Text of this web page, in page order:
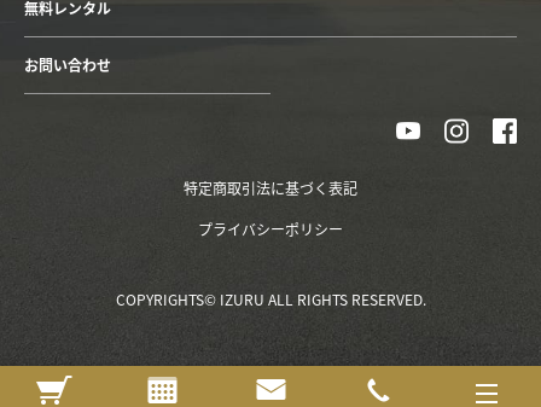
無料レンタル
お問い合わせ
特定商取引法に基づく表記
プライバシーポリシー
COPYRIGHTS© IZURU ALL RIGHTS RESERVED.